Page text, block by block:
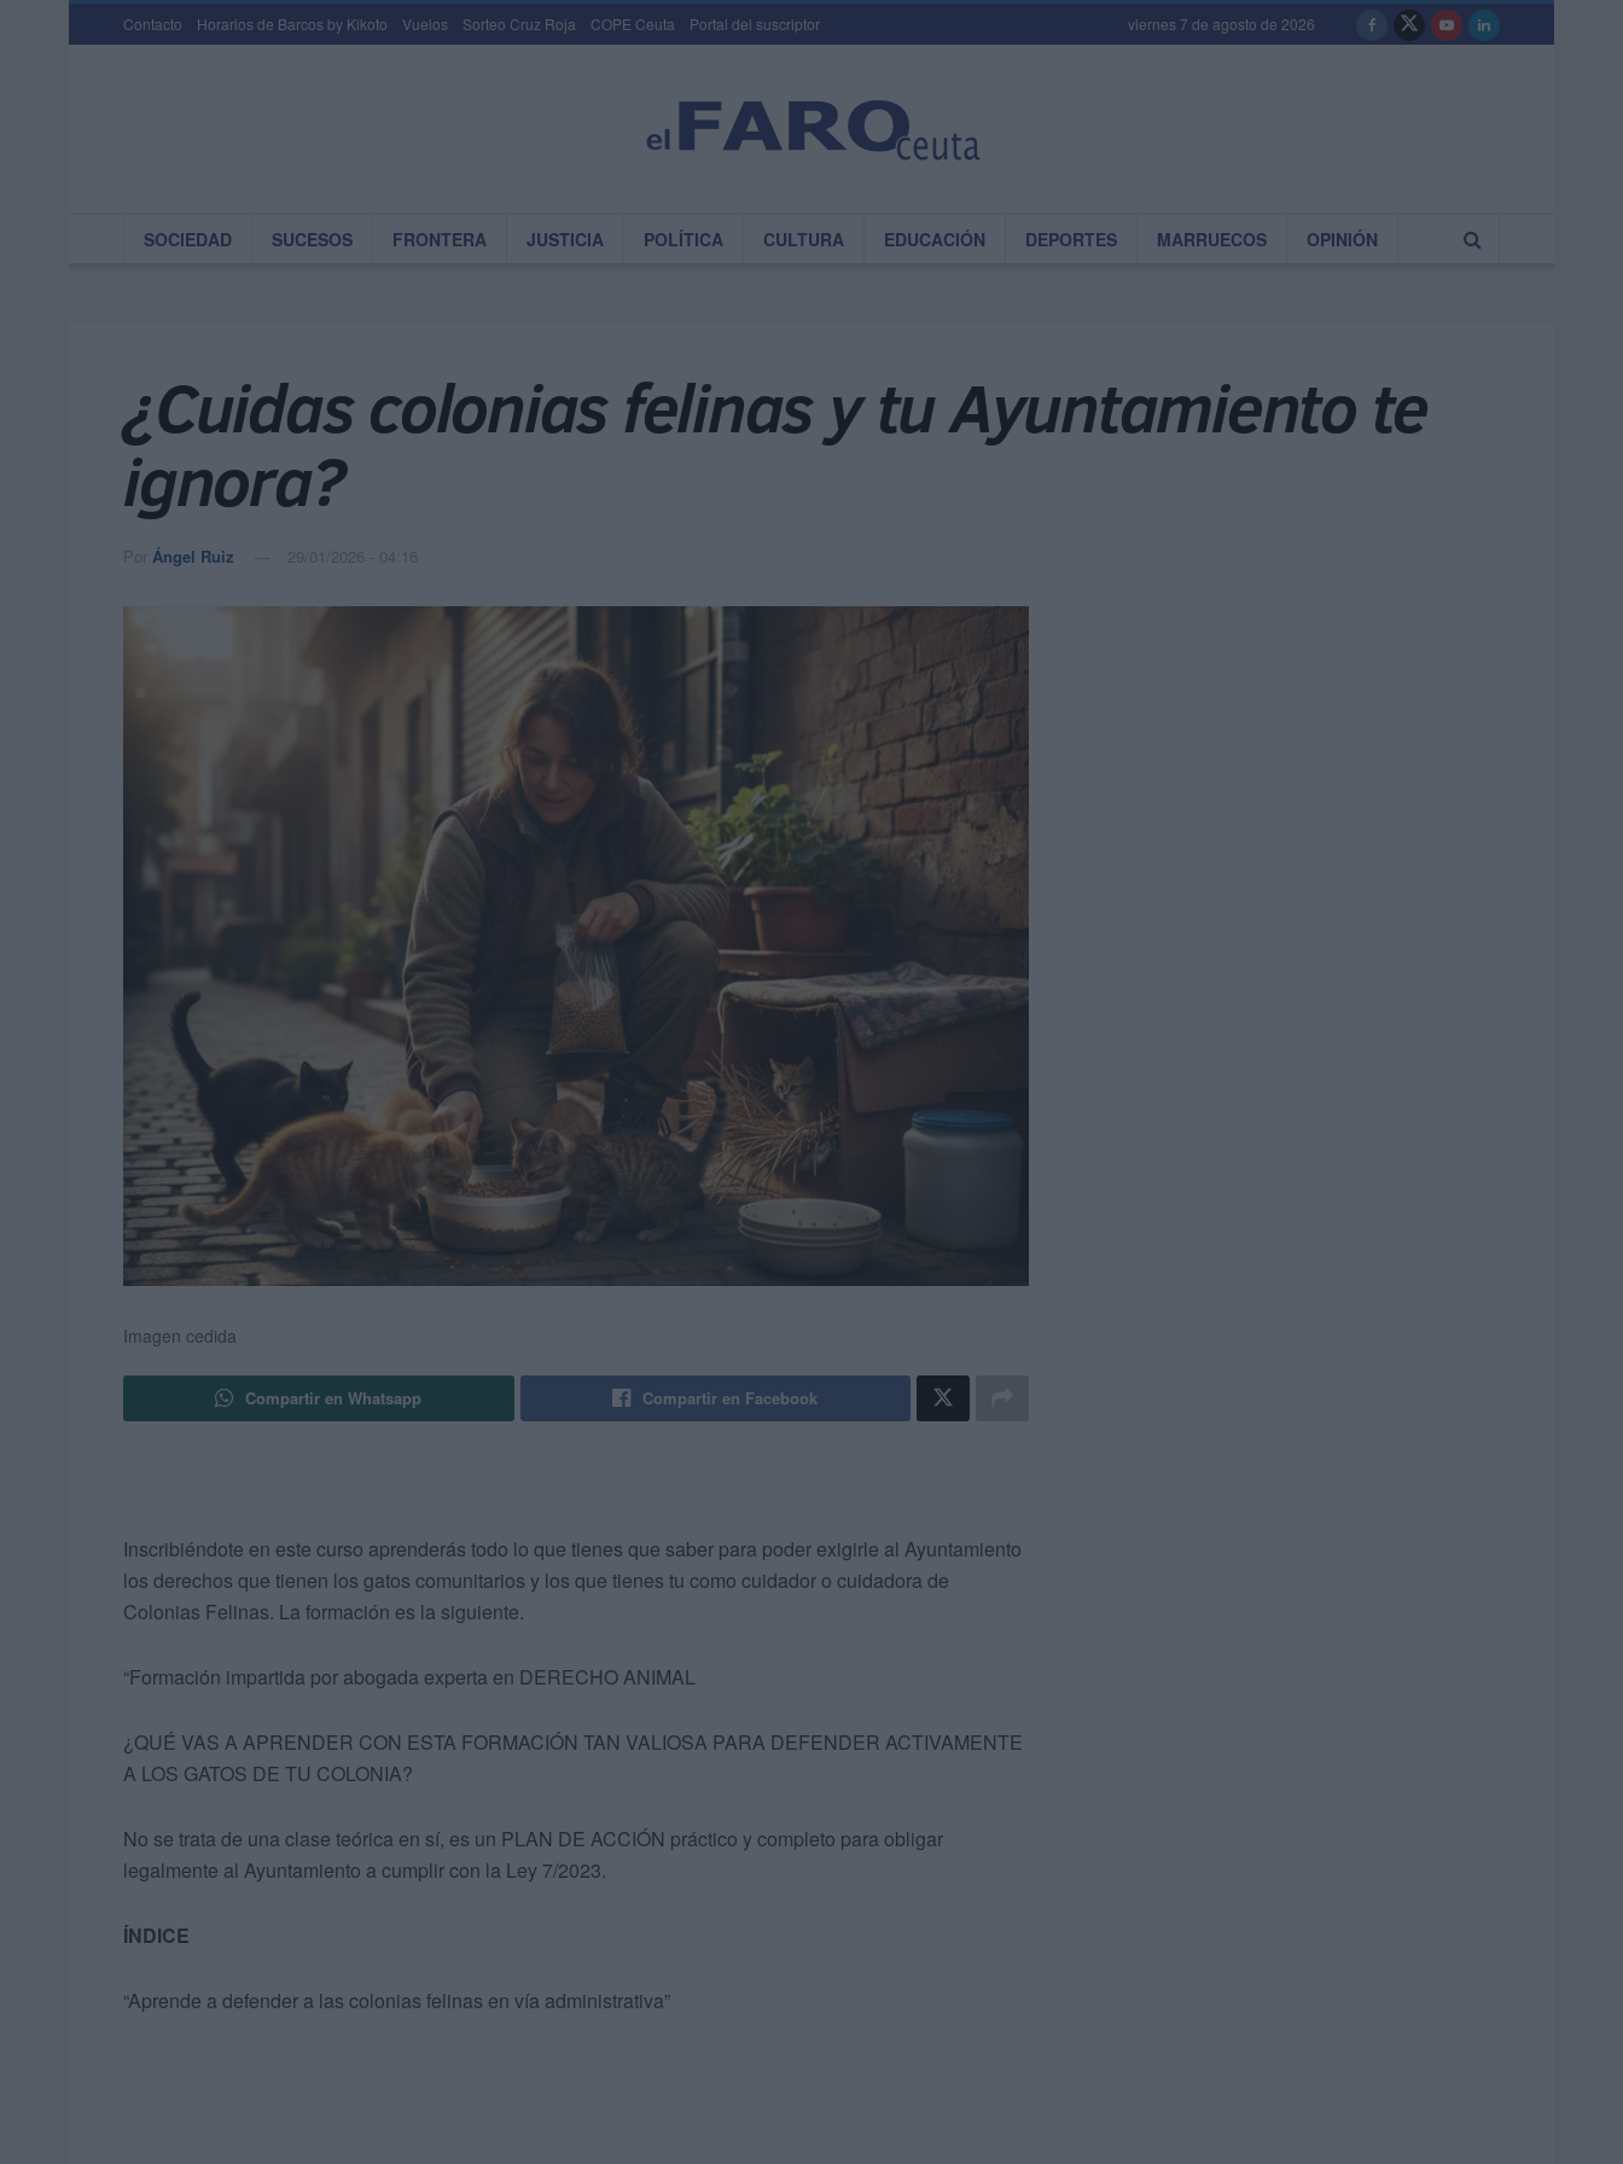
Contacto Horarios de Barcos by Kikoto Vuelos Sorteo Cruz Roja COPE Ceuta Portal del suscriptor viernes 7 de agosto de 2026
SOCIEDAD SUCESOS FRONTERA JUSTICIA POLÍTICA CULTURA EDUCACIÓN DEPORTES MARRUECOS OPINIÓN
¿Cuidas colonias felinas y tu Ayuntamiento te
ignora?
Por Ángel Ruiz 29/01/2026 - 04:16
Imagen cedida
Compartir en Whatsapp Compartir en Facebook
Inscribiéndote en este curso aprenderás todo lo que tienes que saber para poder exigirle al Ayuntamiento
los derechos que tienen los gatos comunitarios y los que tienes tu como cuidador o cuidadora de
Colonias Felinas. La formación es la siguiente.
“Formación impartida por abogada experta en DERECHO ANIMAL
¿QUÉ VAS A APRENDER CON ESTA FORMACIÓN TAN VALIOSA PARA DEFENDER ACTIVAMENTE
A LOS GATOS DE TU COLONIA?
No se trata de una clase teórica en sí, es un PLAN DE ACCIÓN práctico y completo para obligar
legalmente al Ayuntamiento a cumplir con la Ley 7/2023.
ÍNDICE
“Aprende a defender a las colonias felinas en vía administrativa”